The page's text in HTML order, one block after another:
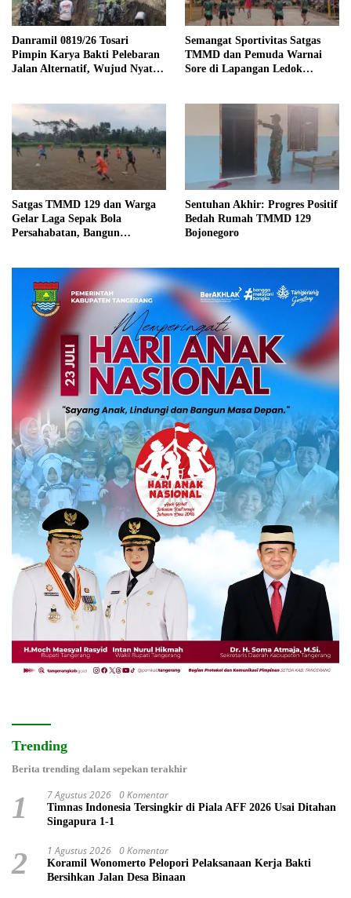
Danramil 0819/26 Tosari
Pimpin Karya Bakti Pelebaran
Jalan Alternatif, Wujud Nyata
Semangat Sportivitas Satgas
TMMD dan Pemuda Warnai
Sore di Lapangan Ledok
Satgas TMMD 129 dan Warga
Gelar Laga Sepak Bola
Persahabatan, Bangun
Sentuhan Akhir: Progres Positif
Bedah Rumah TMMD 129
Bojonegoro
Trending
Berita trending dalam sepekan terakhir
1 7 Agustus 2026 0 Komentar
Timnas Indonesia Tersingkir di Piala AFF 2026 Usai Ditahan
Singapura 1-1
2 1 Agustus 2026 0 Komentar
Koramil Wonomerto Pelopori Pelaksanaan Kerja Bakti
Bersihkan Jalan Desa Binaan